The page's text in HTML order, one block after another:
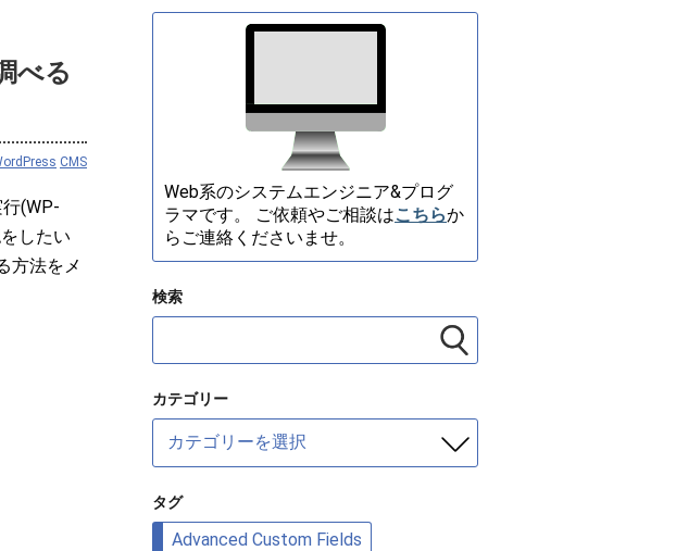
べる
CMS
(WP-
したい
方法をメ
Web系のシステムエンジニア&プログ
ラマです。 ご依頼やご相談はこちらか
らご連絡くださいませ。
検索
カテゴリー
カ
ゴ
リ
ー
タグ
Advanced Custom Fields